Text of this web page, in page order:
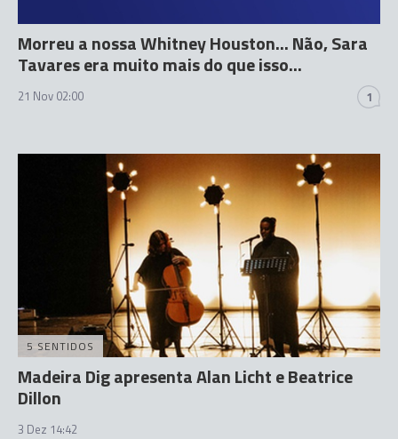
Morreu a nossa Whitney Houston... Não, Sara
Tavares era muito mais do que isso...
21 Nov 02:00 1
5 SENTIDOS
Madeira Dig apresenta Alan Licht e Beatrice
Dillon
3 Dez 14:42